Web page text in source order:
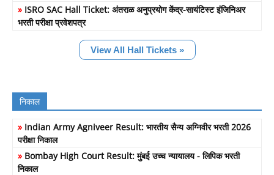
» ISRO SAC Hall Ticket: अंतराळ अनुप्रयोग केंद्र-सायंटिस्ट इंजिनिअर
भरती परीक्षा प्रवेशपत्र
View All Hall Tickets »
निकाल
» Indian Army Agniveer Result: भारतीय सैन्य अग्निवीर भरती 2026
परीक्षा निकाल
» Bombay High Court Result: मुंबई उच्च न्यायालय - लिपिक भरती
निकाल